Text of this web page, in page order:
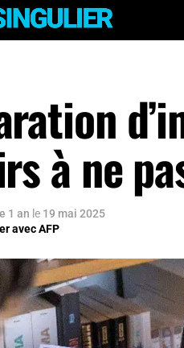
à ne
1 an le 19 mai 2025
avec AFP